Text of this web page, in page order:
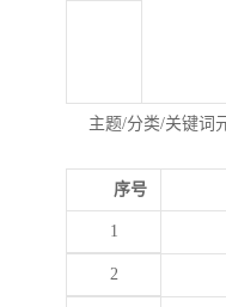
主题/分类/关键词
序号
1
2